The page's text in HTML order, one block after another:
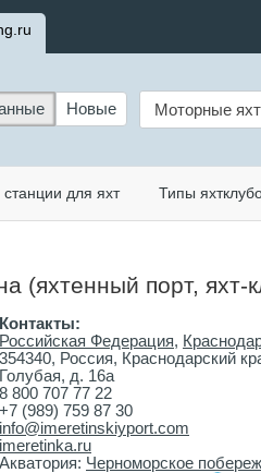
Новые
для яхт Типы
(яхтенный порт, яхт-
Контакты:
Российская Федерация,
354340, Россия, Краснодарский
Голубая, д. 16а
8 800 707 77 22
+7 (989) 759 87 30
info@imeretinskiyport.com
imeretinka.ru
Акватория: Черноморское